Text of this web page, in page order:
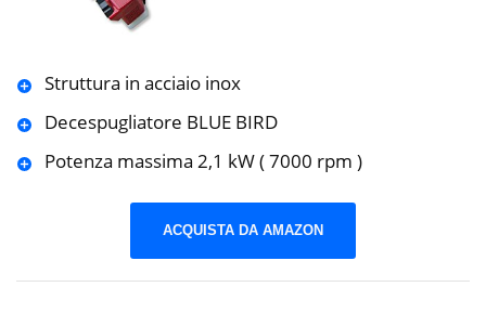
Struttura in acciaio inox
Decespugliatore BLUE BIRD
Potenza massima 2,1 kW ( 7000 rpm )
ACQUISTA DA AMAZON